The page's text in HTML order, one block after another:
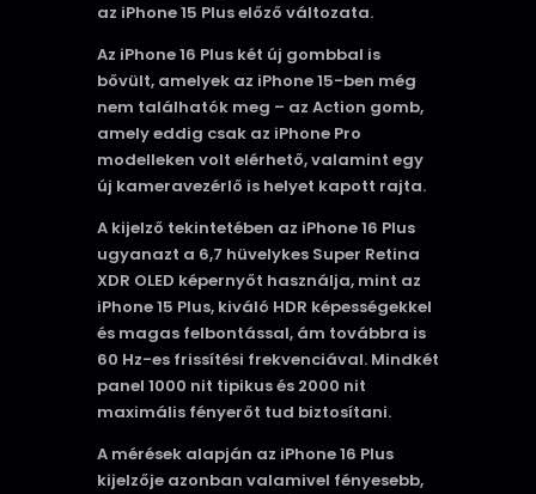
az iPhone 15 Plus előző változata.
Az iPhone 16 Plus két új gombbal is
bővült, amelyek az iPhone 15-ben még
nem találhatók meg – az Action gomb,
amely eddig csak az iPhone Pro
modelleken volt elérhető, valamint egy
új kameravezérlő is helyet kapott rajta.
A kijelző tekintetében az iPhone 16 Plus
ugyanazt a 6,7 hüvelykes Super Retina
XDR OLED képernyőt használja, mint az
iPhone 15 Plus, kiváló HDR képességekkel
és magas felbontással, ám továbbra is
60 Hz-es frissítési frekvenciával. Mindkét
panel 1000 nit tipikus és 2000 nit
maximális fényerőt tud biztosítani.
A mérések alapján az iPhone 16 Plus
kijelzője azonban valamivel fényesebb,